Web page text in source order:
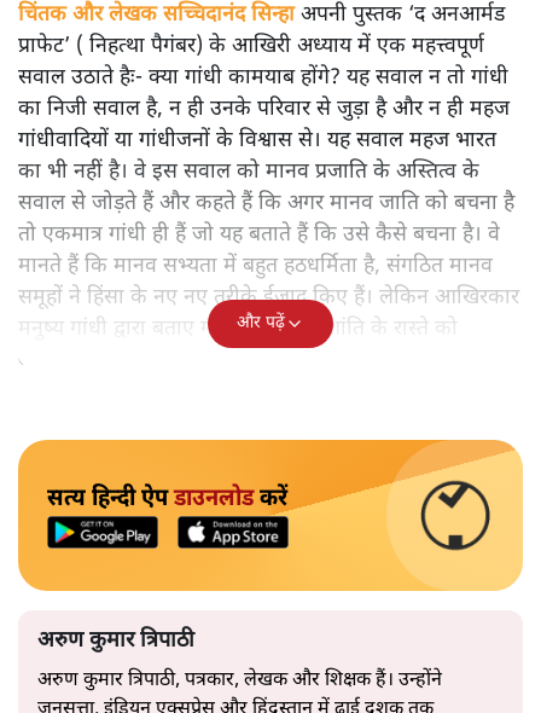
चिंतक और लेखक सच्चिदानंद सिन्हाअपनी पुस्तक ‘द अनआर्मड
प्राफेट’ ( निहत्था पैगंबर) के आखिरी अध्याय में एक महत्त्वपूर्ण
सवाल उठाते हैः- क्या गांधी कामयाब होंगे? यह सवाल न तो गांधी
का निजी सवाल है, न ही उनके परिवार से जुड़ा है और न ही महज
गांधीवादियों या गांधीजनों के विश्वास से। यह सवाल महज भारत
का भी नहीं है। वे इस सवाल को मानव प्रजाति के अस्तित्व के
सवाल से जोड़ते हैं और कहते हैं कि अगर मानव जाति को बचना है
तो एकमात्र गांधी ही हैं जो यह बताते हैं कि उसे कैसे बचना है। वे
मानते हैं कि मानव सभ्यता में बहुत हठधर्मिता है, संगठित मानव
समूहों ने हिंसा के नए नए तरीके ईजाद किए हैं। लेकिन आखिरकार
मनुष्य गांधी द्वारा बताए गए अहिंसा और शांति के रास्ते को
अपनाएगा।
और पढ़ें
सत्य हिन्दी ऐपडाउनलोडकरें
अरुण कुमार त्रिपाठी
अरुण कुमार त्रिपाठी, पत्रकार, लेखक और शिक्षक हैं। उन्होंने